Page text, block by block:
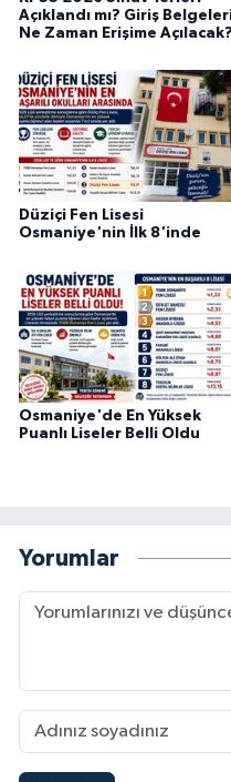
Açıklandı mı? Giriş
Ne Zaman Erişime Açılacak?
Düziçi Fen Lisesi
Osmaniye'nin İlk 8'inde
Osmaniye'de En Yüksek
Puanlı Liseler Belli Oldu
Yorumlar